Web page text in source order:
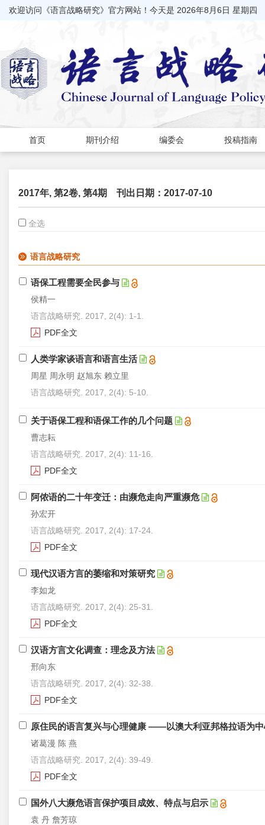
欢迎访问《语言战略研究》官方网站！今天是 2026年8月6日 星期四
首页 期刊介绍 编委会 投稿指南
2017年, 第2卷, 第4期 刊出日期：2017-07-10
全选
语言战略研究
语保工程需要全民参与
侯精一
语言战略研究. 2017, 2(4): 1-1.
PDF全文
人类学家谈语言和语言生活
周星 周永明 赵旭东 赖立里
语言战略研究. 2017, 2(4): 5-10.
关于语保工程和语保工作的几个问题
曹志耘
语言战略研究. 2017, 2(4): 11-16.
PDF全文
阿侬语的二十年变迁：由濒危走向严重濒危
孙宏开
语言战略研究. 2017, 2(4): 17-24.
PDF全文
现代汉语方言的萎缩和对策研究
李如龙
语言战略研究. 2017, 2(4): 25-31.
PDF全文
汉语方言文化调查：理念及方法
邢向东
语言战略研究. 2017, 2(4): 32-38.
PDF全文
原住民的语言复兴与心理健康 ——以澳大利亚邦格拉语为
诸葛漫 陈 燕
语言战略研究. 2017, 2(4): 39-49.
PDF全文
国外八大濒危语言保护项目成效、特点与启示
袁 丹 詹芳琼